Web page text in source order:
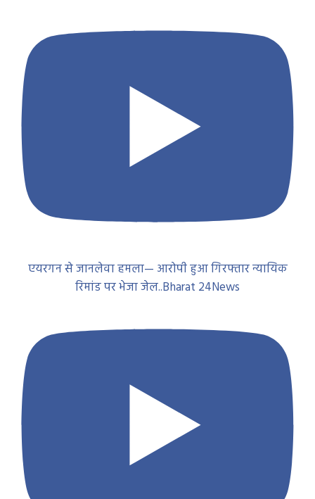
एयरगन से जानलेवा हमला— आरोपी हुआ गिरफ्तार न्यायिक
रिमांड पर भेजा जेल..Bharat 24News